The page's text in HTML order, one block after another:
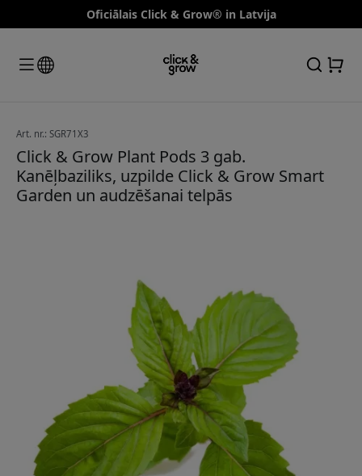
Oficiālais Click & Grow® in Latvija
Art. nr.: SGR71X3
Click & Grow Plant Pods 3 gab.
Kanēļbaziliks, uzpilde Click & Grow Smart
Garden un audzēšanai telpās